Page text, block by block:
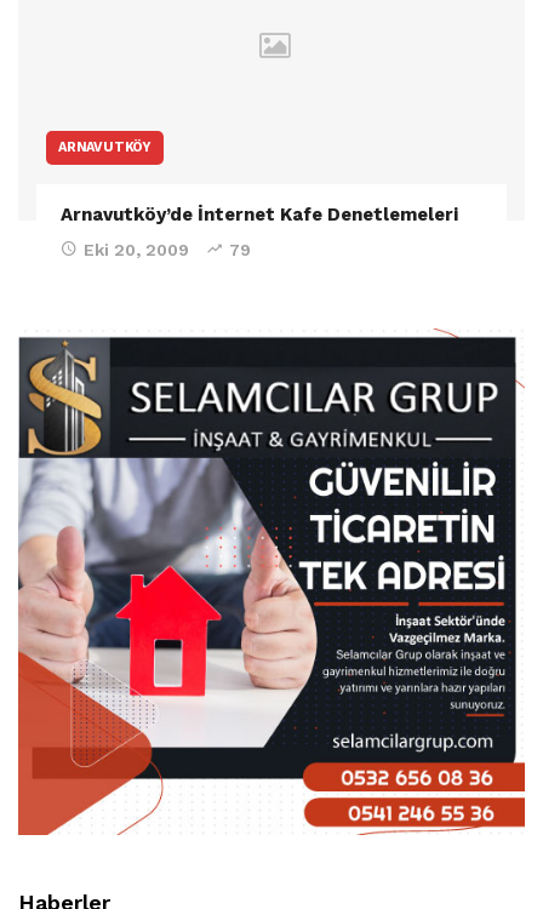
ARNAVUTKÖY
Arnavutköy’de İnternet Kafe Denetlemeleri
Eki 20, 2009 79
Haberler